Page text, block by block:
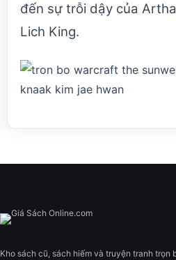
đến sự trỗi dậy của
Lich King.
Kho sách cũ, sách hiếm và truyện tranh trọn